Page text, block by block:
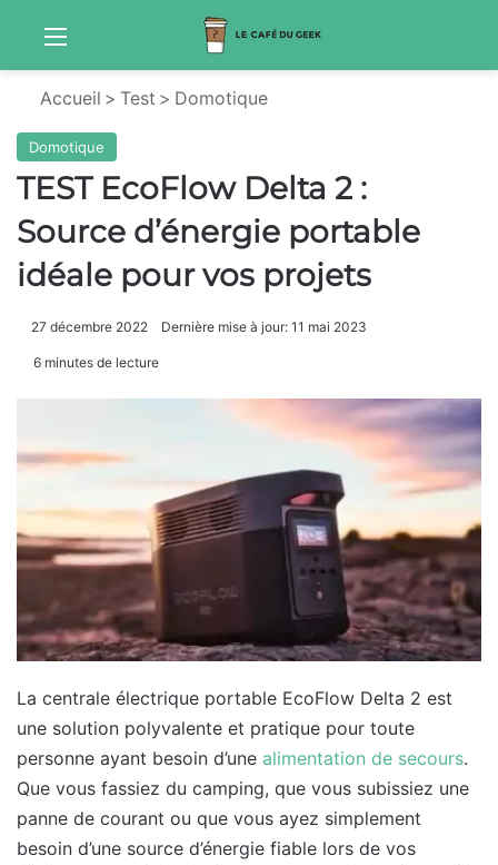
Menu
Accueil > Test > Domotique
Domotique
TEST EcoFlow Delta 2 :
Source d’énergie portable
idéale pour vos projets
27 décembre 2022 Dernière mise à jour: 11 mai 2023
6 minutes de lecture
La centrale électrique portable EcoFlow Delta 2 est
une solution polyvalente et pratique pour toute
personne ayant besoin d’une alimentation de secours.
Que vous fassiez du camping, que vous subissiez une
panne de courant ou que vous ayez simplement
besoin d’une source d’énergie fiable lors de vos